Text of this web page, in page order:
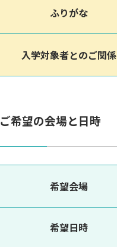
ふりがな
入学対象者とのご関係
ご希望の会場と日時
希望会場
希望日時